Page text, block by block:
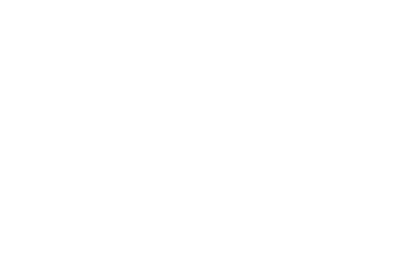
ありません。
です。
ず変更すること